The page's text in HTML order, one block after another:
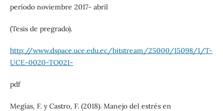
período noviembre 2017- abril
(Tesis de pregrado).
http://www.dspace.uce.edu.ec/bitstream/25000/15098/1/T-
UCE-0020-TO021-
pdf
Megías, F. y Castro, F. (2018). Manejo del estrés en